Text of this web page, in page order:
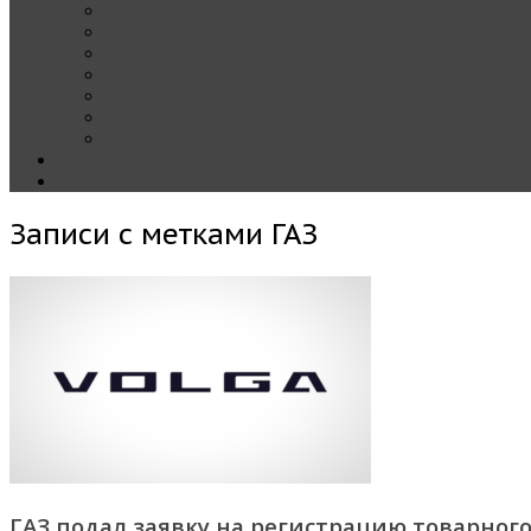
Записи с метками ГАЗ